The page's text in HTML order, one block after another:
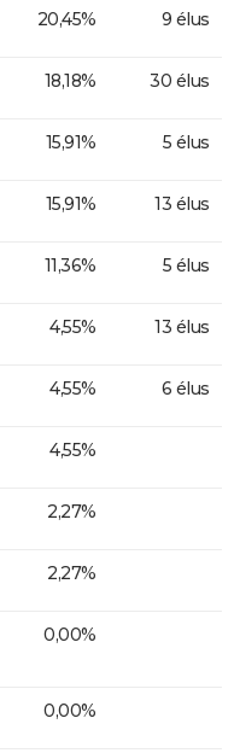
20,45% 9 élus
18,18% 30 élus
15,91% 5 élus
15,91% 13 élus
11,36% 5 élus
4,55% 13 élus
4,55% 6 élus
4,55%
2,27%
2,27%
0,00%
0,00%